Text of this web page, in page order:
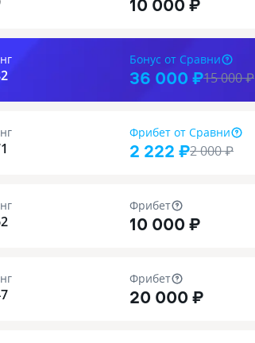
10 000 ₽
Бонус от Сравни
36 000 ₽15 000₽
Фрибет от Сравни
2 222 ₽2 000₽
Фрибет
10 000 ₽
Фрибет
20 000 ₽